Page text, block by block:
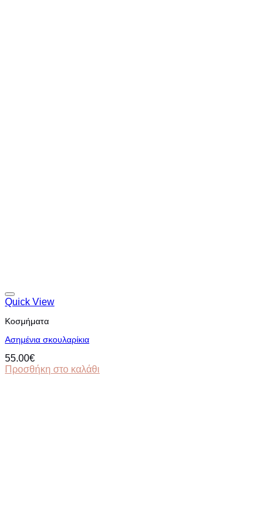
Quick View
Κοσμήματα
Ασημένια σκουλαρίκια
55.00€
Προσθήκη στο καλάθι